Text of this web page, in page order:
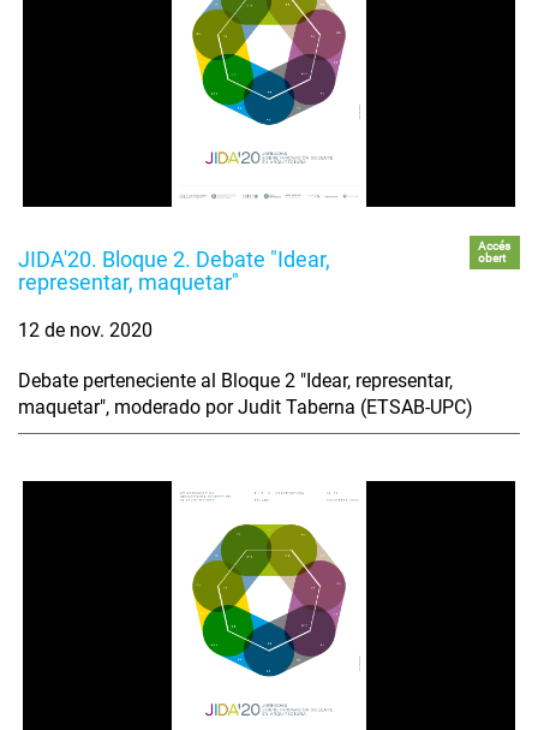
JIDA'20. Bloque 2. Debate "Idear,
representar, maquetar"
Accés
obert
12 de nov. 2020
Debate perteneciente al Bloque 2 "Idear, representar,
maquetar", moderado por Judit Taberna (ETSAB-UPC)